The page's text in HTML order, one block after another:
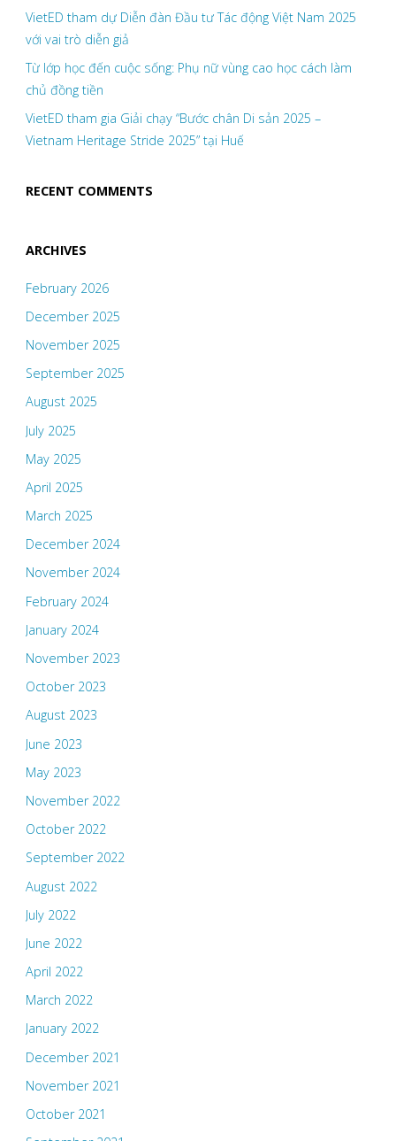
VietED tham dự Diễn đàn Đầu tư Tác động Việt Nam 2025
với vai trò diễn giả
Từ lớp học đến cuộc sống: Phụ nữ vùng cao học cách làm
chủ đồng tiền
VietED tham gia Giải chạy “Bước chân Di sản 2025 –
Vietnam Heritage Stride 2025” tại Huế
RECENT COMMENTS
ARCHIVES
February 2026
December 2025
November 2025
September 2025
August 2025
July 2025
May 2025
April 2025
March 2025
December 2024
November 2024
February 2024
January 2024
November 2023
October 2023
August 2023
June 2023
May 2023
November 2022
October 2022
September 2022
August 2022
July 2022
June 2022
April 2022
March 2022
January 2022
December 2021
November 2021
October 2021